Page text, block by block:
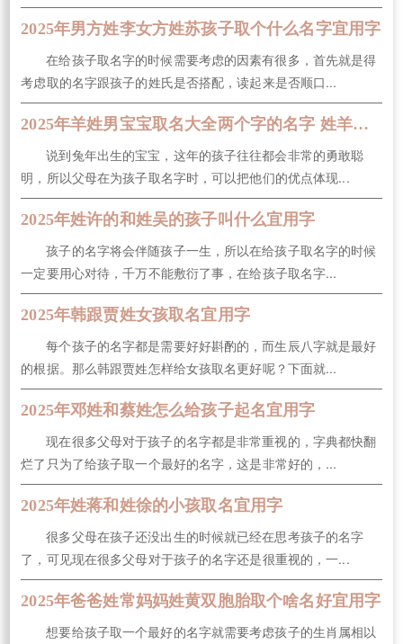
2025年男方姓李女方姓苏孩子取个什么名字宜用字
在给孩子取名字的时候需要考虑的因素有很多，首先就是得
考虑取的名字跟孩子的姓氏是否搭配，读起来是否顺口...
2025年羊姓男宝宝取名大全两个字的名字 姓羊的孩子取名男
说到兔年出生的宝宝，这年的孩子往往都会非常的勇敢聪
明，所以父母在为孩子取名字时，可以把他们的优点体现...
2025年姓许的和姓吴的孩子叫什么宜用字
孩子的名字将会伴随孩子一生，所以在给孩子取名字的时候
一定要用心对待，千万不能敷衍了事，在给孩子取名字...
2025年韩跟贾姓女孩取名宜用字
每个孩子的名字都是需要好好斟酌的，而生辰八字就是最好
的根据。那么韩跟贾姓怎样给女孩取名更好呢？下面就...
2025年邓姓和蔡姓怎么给孩子起名宜用字
现在很多父母对于孩子的名字都是非常重视的，字典都快翻
烂了只为了给孩子取一个最好的名字，这是非常好的，...
2025年姓蒋和姓徐的小孩取名宜用字
很多父母在孩子还没出生的时候就已经在思考孩子的名字
了，可见现在很多父母对于孩子的名字还是很重视的，一...
2025年爸爸姓常妈妈姓黄双胞胎取个啥名好宜用字
想要给孩子取一个最好的名字就需要考虑孩子的生肖属相以